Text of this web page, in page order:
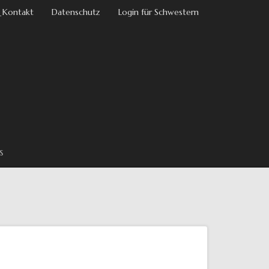
Kontakt Datenschutz Login für Schwestern